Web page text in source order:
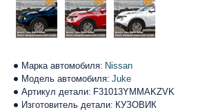
Марка автомобиля: Nissan
Модель автомобиля: Juke
Артикул детали: F31013YMMAKZVK
Изготовитель детали: КУЗОВИК